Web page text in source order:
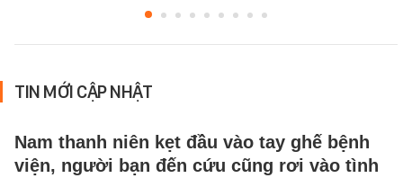
TIN MỚI CẬP NHẬT
Nam thanh niên kẹt đầu vào tay ghế bệnh
viện, người bạn đến cứu cũng rơi vào tình